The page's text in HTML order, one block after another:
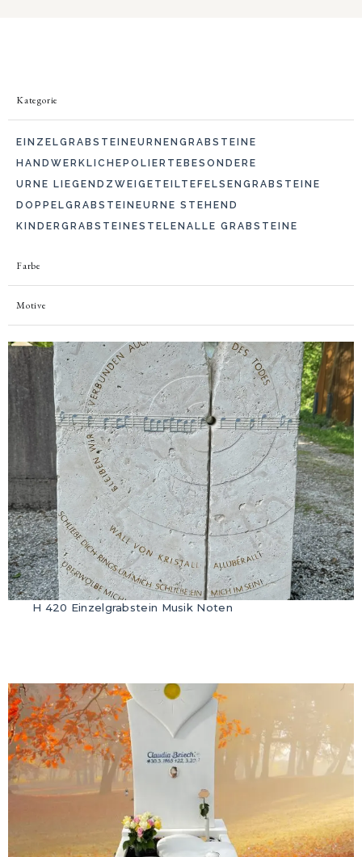
Kategorie
EINZELGRABSTEINEURNENGRABSTEINE
HANDWERKLICHE POLIERTE BESONDERE
URNE LIEGEND ZWEIGETEILTE FELSENGRABSTEINE
DOPPELGRABSTEINEURNE STEHEND
KINDERGRABSTEINESTELEN ALLE GRABSTEINE
Farbe
Motive
H 420 Einzelgrabstein Musik Noten